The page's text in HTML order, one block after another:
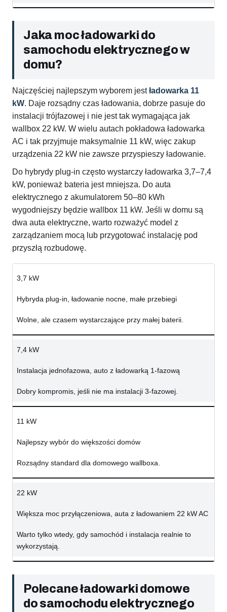
Jaka moc ładowarki do
samochodu elektrycznego w
domu?
Najczęściej najlepszym wyborem jestładowarka 11
kW. Daje rozsądny czas ładowania, dobrze pasuje do
instalacji trójfazowej i nie jest tak wymagająca jak
wallbox 22 kW. W wielu autach pokładowa ładowarka
AC i tak przyjmuje maksymalnie 11 kW, więc zakup
urządzenia 22 kW nie zawsze przyspieszy ładowanie.
Do hybrydy plug-in często wystarczy ładowarka 3,7–7,4
kW, ponieważ bateria jest mniejsza. Do auta
elektrycznego z akumulatorem 50–80 kWh
wygodniejszy będzie wallbox 11 kW. Jeśli w domu są
dwa auta elektryczne, warto rozważyć model z
zarządzaniem mocą lub przygotować instalację pod
przyszłą rozbudowę.
3,7 kW
Hybryda plug-in, ładowanie nocne, małe przebiegi
Wolne, ale czasem wystarczające przy małej baterii.
7,4 kW
Instalacja jednofazowa, auto z ładowarką 1-fazową
Dobry kompromis, jeśli nie ma instalacji 3-fazowej.
11 kW
Najlepszy wybór do większości domów
Rozsądny standard dla domowego wallboxa.
22 kW
Większa moc przyłączeniowa, auta z ładowaniem 22 kW AC
Warto tylko wtedy, gdy samochód i instalacja realnie to
wykorzystają.
Polecane ładowarki domowe
do samochodu elektrycznego